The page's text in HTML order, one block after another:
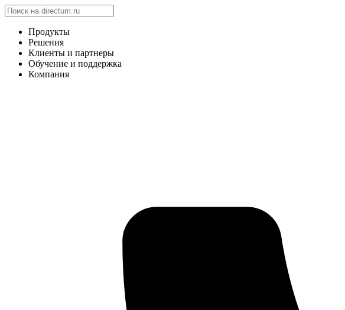
Продукты
Решения
Клиенты и партнеры
Обучение и поддержка
Компания